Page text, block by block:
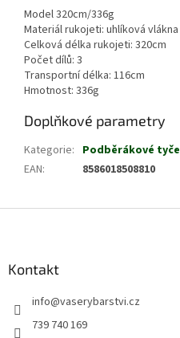
Model 320cm/336g
Materiál rukojeti: uhlíková vlákna
Celková délka rukojeti: 320cm
Počet dílů: 3
Transportní délka: 116cm
Hmotnost: 336g
Doplňkové parametry
Kategorie: Podběrákové tyče
EAN: 8586018508810
Kontakt
info@vaserybarstvi.cz
739 740 169